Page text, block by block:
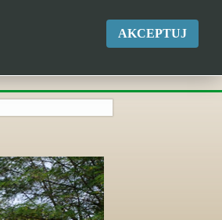
AKCEPTUJ